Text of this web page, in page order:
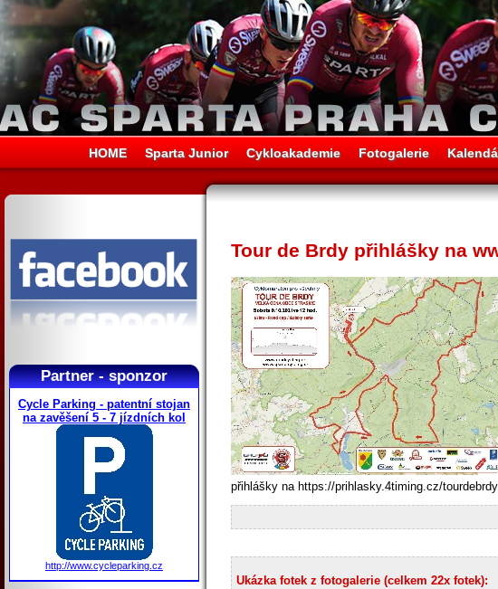
HOME Sparta Junior Cykloakademie Fotogalerie
Partner - sponzor
Cycle Parking - patentní stojan
na zavěšení 5 - 7 jízdních kol
http://www.cycleparking.cz
Tour de Brdy přihlášky na
přihlášky na https://prihlasky.4timing.cz/
Ukázka fotek z fotogalerie (celkem 22x fotek):